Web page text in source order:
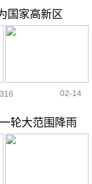
国家高新区
02-14
轮大范围降雨